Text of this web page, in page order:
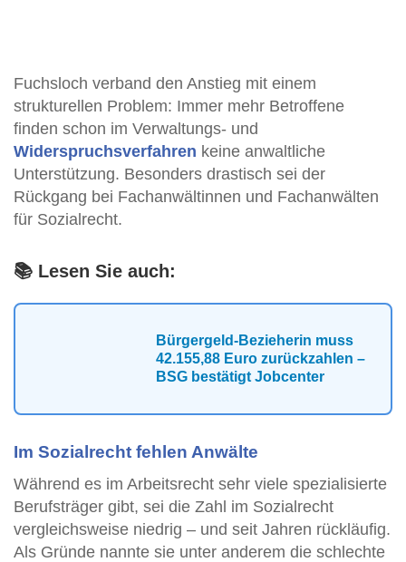
Fuchsloch verband den Anstieg mit einem
strukturellen Problem: Immer mehr Betroffene
finden schon im Verwaltungs- und
Widerspruchsverfahren keine anwaltliche
Unterstützung. Besonders drastisch sei der
Rückgang bei Fachanwältinnen und Fachanwälten
für Sozialrecht.
📚 Lesen Sie auch:
Bürgergeld-Bezieherin muss
42.155,88 Euro zurückzahlen –
BSG bestätigt Jobcenter
Im Sozialrecht fehlen Anwälte
Während es im Arbeitsrecht sehr viele spezialisierte
Berufsträger gibt, sei die Zahl im Sozialrecht
vergleichsweise niedrig – und seit Jahren rückläufig.
Als Gründe nannte sie unter anderem die schlechte